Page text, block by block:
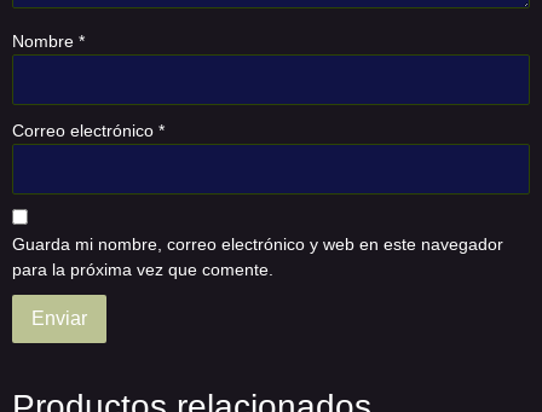
Nombre *
Correo electrónico *
Guarda mi nombre, correo electrónico y web en este navegador
para la próxima vez que comente.